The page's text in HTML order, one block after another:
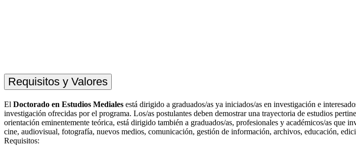
Requisitos y Valores
El Doctorado en Estudios Mediales está dirigido a graduados/as ya iniciados/as en investigación e
investigación ofrecidas por el programa. Los/as postulantes deben demostrar una trayectoria de estudios
orientación eminentemente teórica, está dirigido también a graduados/as, profesionales y académicos/as que
cine, audiovisual, fotografía, nuevos medios, comunicación, gestión de información, archivos, educación,
Requisitos: